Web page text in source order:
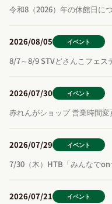
令和8（2026）年の休館日に
2026/08/05 イベント
8/7～8/9 STVどさんこフェス
2026/07/30 イベント
赤れんがショップ 営業時間
2026/07/29 イベント
7/30（木）HTB「みんなでon
2026/07/21 イベント